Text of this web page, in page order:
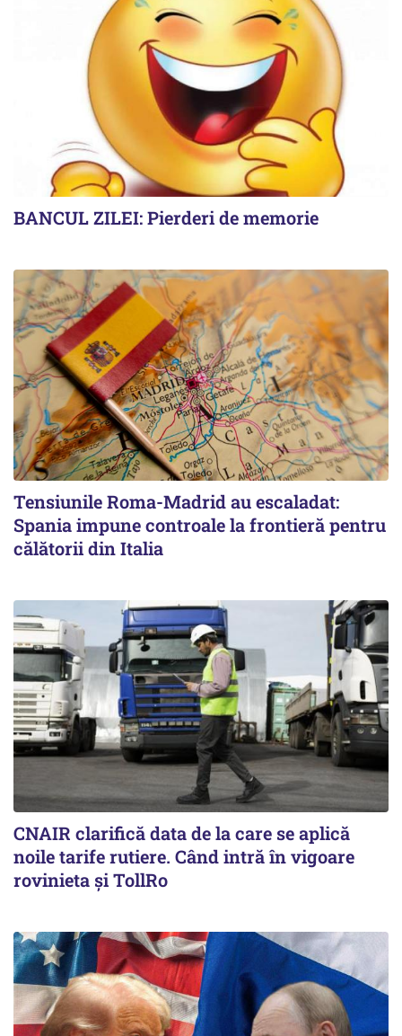
BANCUL ZILEI: Pierderi de memorie
Tensiunile Roma-Madrid au escaladat:
Spania impune controale la frontieră pentru
călătorii din Italia
CNAIR clarifică data de la care se aplică
noile tarife rutiere. Când intră în vigoare
rovinieta și TollRo